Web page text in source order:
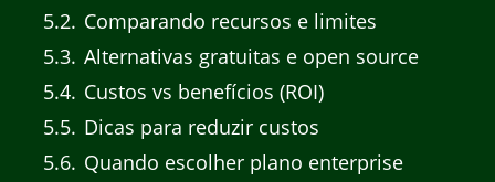
5.2 Comparando recursos e limites
5.3 Alternativas gratuitas e open source
5.4 Custos vs benefícios (ROI)
5.5 Dicas para reduzir custos
5.6 Quando escolher plano enterprise